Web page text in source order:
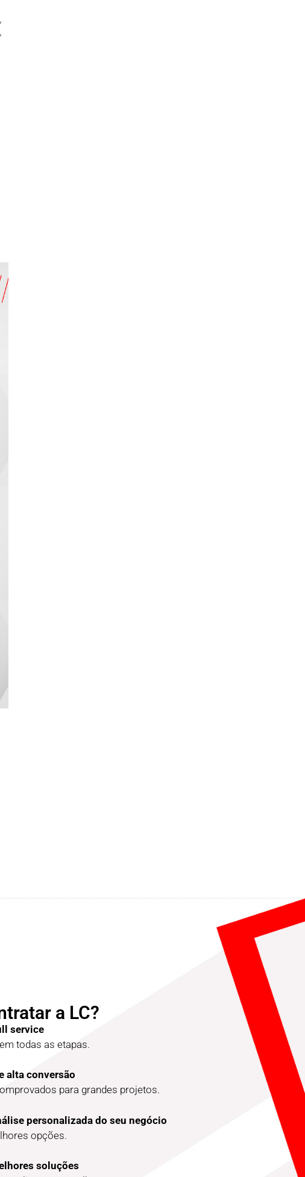
,
,
a LC?
service
todas as etapas.
alta conversão
para grandes projetos.
personalizada do seu negócio
opções.
soluções